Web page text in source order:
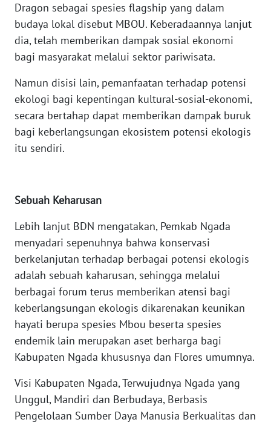
Dragon sebagai spesies flagship yang dalam
budaya lokal disebut MBOU. Keberadaannya lanjut
dia, telah memberikan dampak sosial ekonomi
bagi masyarakat melalui sektor pariwisata.
Namun disisi lain, pemanfaatan terhadap potensi
ekologi bagi kepentingan kultural-sosial-ekonomi,
secara bertahap dapat memberikan dampak buruk
bagi keberlangsungan ekosistem potensi ekologis
itu sendiri.
Sebuah Keharusan
Lebih lanjut BDN mengatakan, Pemkab Ngada
menyadari sepenuhnya bahwa konservasi
berkelanjutan terhadap berbagai potensi ekologis
adalah sebuah kaharusan, sehingga melalui
berbagai forum terus memberikan atensi bagi
keberlangsungan ekologis dikarenakan keunikan
hayati berupa spesies Mbou beserta spesies
endemik lain merupakan aset berharga bagi
Kabupaten Ngada khususnya dan Flores umumnya.
Visi Kabupaten Ngada, Terwujudnya Ngada yang
Unggul, Mandiri dan Berbudaya, Berbasis
Pengelolaan Sumber Daya Manusia Berkualitas dan
WN
SUMBAR
WN
WN
BENGKULU
WN
JATENG
NUSANTARA
WN
JOGJA
WN
JATIM
BALI
WN